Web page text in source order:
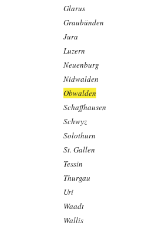
Glarus
Graubünden
Jura
Luzern
Neuenburg
Nidwalden
Obwalden
Schaffhausen
Schwyz
Solothurn
St. Gallen
Tessin
Thurgau
Uri
Waadt
Wallis